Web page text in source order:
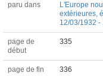
paru dans
L'Europe
extérieures,
12/03/1932 -
page de
début
335
page de fin 336